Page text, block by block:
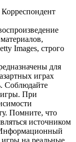
Images, строго
для
играх
Соблюдайте
игры. При
Помните, что
источником
Информационный
игры на реальные